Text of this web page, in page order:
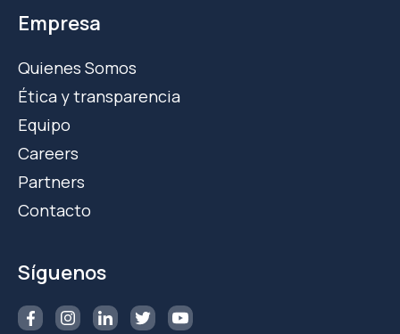
Empresa
Quienes Somos
Ética y transparencia
Equipo
Careers
Partners
Contacto
Síguenos